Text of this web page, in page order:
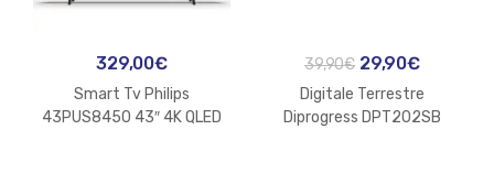
329,00€
Smart Tv Philips
43PUS8450 43″ 4K QLED
39,90€ Il
prezzo
originale
29,90€Il
prezzo
attuale
Digitale Terrestre
Diprogress DPT202SB